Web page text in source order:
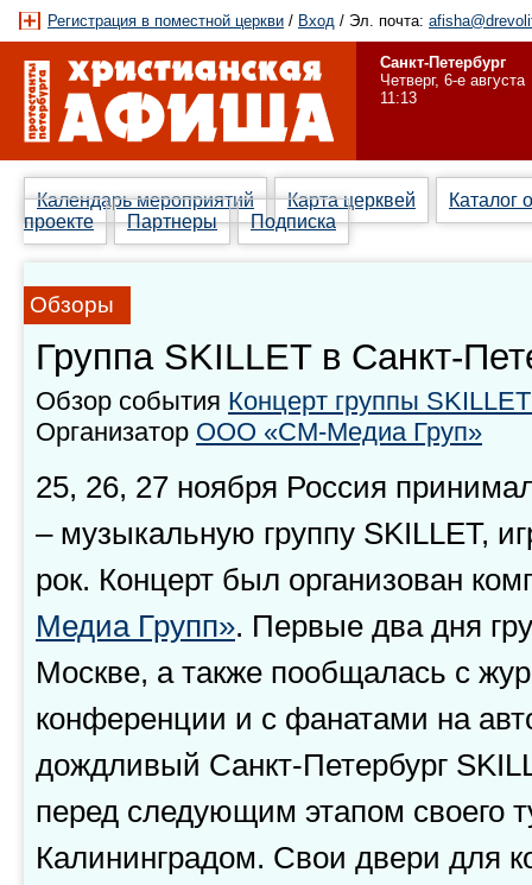
Регистрация в поместной церкви / Вход / Эл. почта:
Санкт-Петербург
Четверг, 6-е августа
11:13
Календарь мероприятий Карта церквей
Каталог
проекте
Партнеры Подписка
Обзоры
Группа SKILLET в Санкт-
Обзор события Концерт группы
Организатор ООО «СМ-Медиа Груп»
25, 26, 27 ноября Россия
– музыкальную группу SKILLET,
рок. Концерт был организован
Медиа Групп». Первые два дня
Москве, а также пообщалась с
конференции и с фанатами на
дождливый Санкт-Петербург
перед следующим этапом своего
Калининградом. Свои двери для